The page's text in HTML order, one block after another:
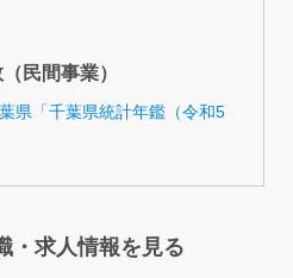
民間事業）
県「千葉県統計年鑑（令和5
・求人情報を見る